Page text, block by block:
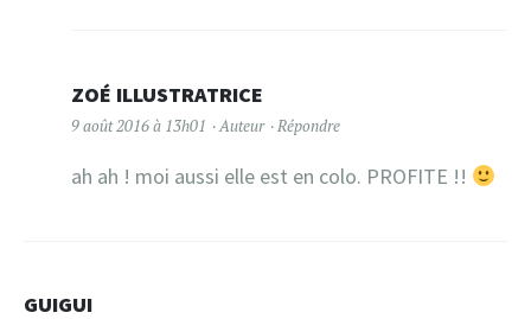
ZOÉ ILLUSTRATRICE
9 août 2016 à 13h01 Auteur Répondre
ah ah ! moi aussi elle est en colo. PROFITE !!
GUIGUI